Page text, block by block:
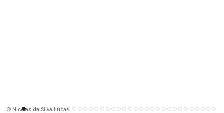
© Nicolas da Silva Lucas